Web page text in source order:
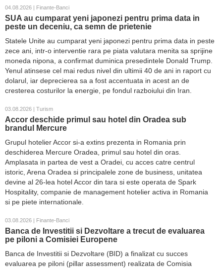
04.08.2026 | Finante-Banci
SUA au cumparat yeni japonezi pentru prima data in
peste un deceniu, ca semn de prietenie
Statele Unite au cumparat yeni japonezi pentru prima data in peste
zece ani, intr-o interventie rara pe piata valutara menita sa sprijine
moneda nipona, a confirmat duminica presedintele Donald Trump.
Yenul atinsese cel mai redus nivel din ultimii 40 de ani in raport cu
dolarul, iar deprecierea sa a fost accentuata in acest an de
cresterea costurilor la energie, pe fondul razboiului din Iran.
03.08.2026 | Turism
Accor deschide primul sau hotel din Oradea sub
brandul Mercure
Grupul hotelier Accor si-a extins prezenta in Romania prin
deschiderea Mercure Oradea, primul sau hotel din oras.
Amplasata in partea de vest a Oradei, cu acces catre centrul
istoric, Arena Oradea si principalele zone de business, unitatea
devine al 26-lea hotel Accor din tara si este operata de Spark
Hospitality, companie de management hotelier activa in Romania
si pe piete internationale.
03.08.2026 | Finante-Banci
Banca de Investitii si Dezvoltare a trecut de evaluarea
pe piloni a Comisiei Europene
Banca de Investitii si Dezvoltare (BID) a finalizat cu succes
evaluarea pe piloni (pillar assessment) realizata de Comisia